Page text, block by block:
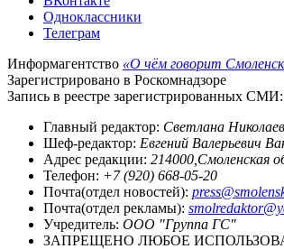
Одноклассники
Телеграм
Информагентство «О чём говорит
Зарегистрировано в Роскомнадзоре
Запись в реестре зарегистрированных
Главный редактор: Светлана
Шеф-редактор: Евгений Валерьевич
Адрес редакции: 214000,Смоленская
Телефон: +7 (920) 668-05-20
Почта(отдел новостей):
Почта(отдел рекламы):
Учредитель: ООО "Группа ГС"
ЗАПРЕЩЕНО ЛЮБОЕ